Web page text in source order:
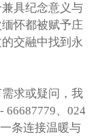
具纪念意义与
怀都被赋予庄
交融中找到永
求或疑问，我
66687779、024
条连接温暖与